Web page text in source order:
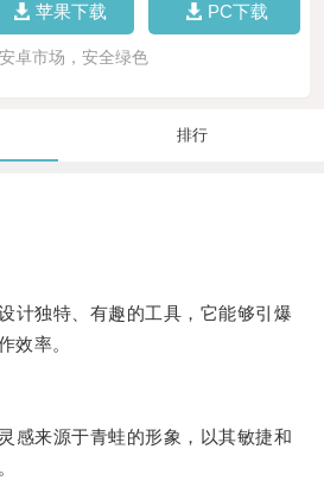
苹果下载 PC下载
安卓市场，安全绿色
排行
独特、有趣的工具，它能够引爆
效率。
来源于青蛙的形象，以其敏捷和